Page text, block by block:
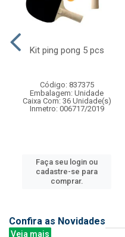
Kit ping pong 5 pcs
Código: 837375
Embalagem: Unidade
Caixa Com: 36 Unidade(s)
Inmetro: 006717/2019
Faça seu login ou
cadastre-se para
comprar.
Confira as Novidades
Veja mais